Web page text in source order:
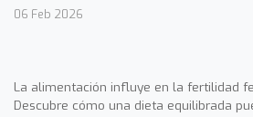
06 Feb 2026
La alimentación influye en la fertilidad
Descubre cómo una dieta equilibrada